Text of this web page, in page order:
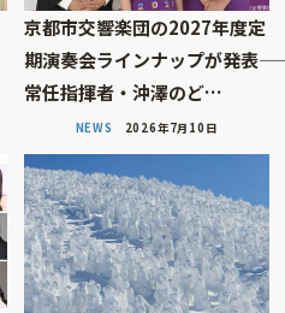
京都市交響楽団の2027年度定
期演奏会ラインナップが発表――
常任指揮者・沖澤のど…
NEWS 2026年7月10日